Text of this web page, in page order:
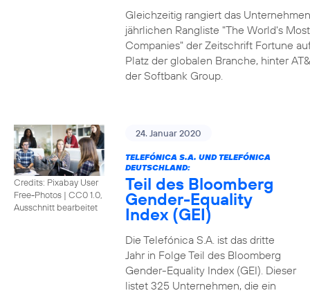
Gleichzeitig rangiert das
jährlichen Rangliste "The World's
Companies" der Zeitschrift Fortune
Platz der globalen Branche, hinter
der Softbank Group.
Credits: Pixabay User
Free-Photos | CC0 1.0,
Ausschnitt bearbeitet
24. Januar 2020
TELEFÓNICA S.A. UND TELEFÓNICA
DEUTSCHLAND:
Teil des Bloomberg
Gender-Equality
Index (GEI)
Die Telefónica S.A. ist das dritte
Jahr in Folge Teil des Bloomberg
Gender-Equality Index (GEI). Dieser
listet 325 Unternehmen, die ein